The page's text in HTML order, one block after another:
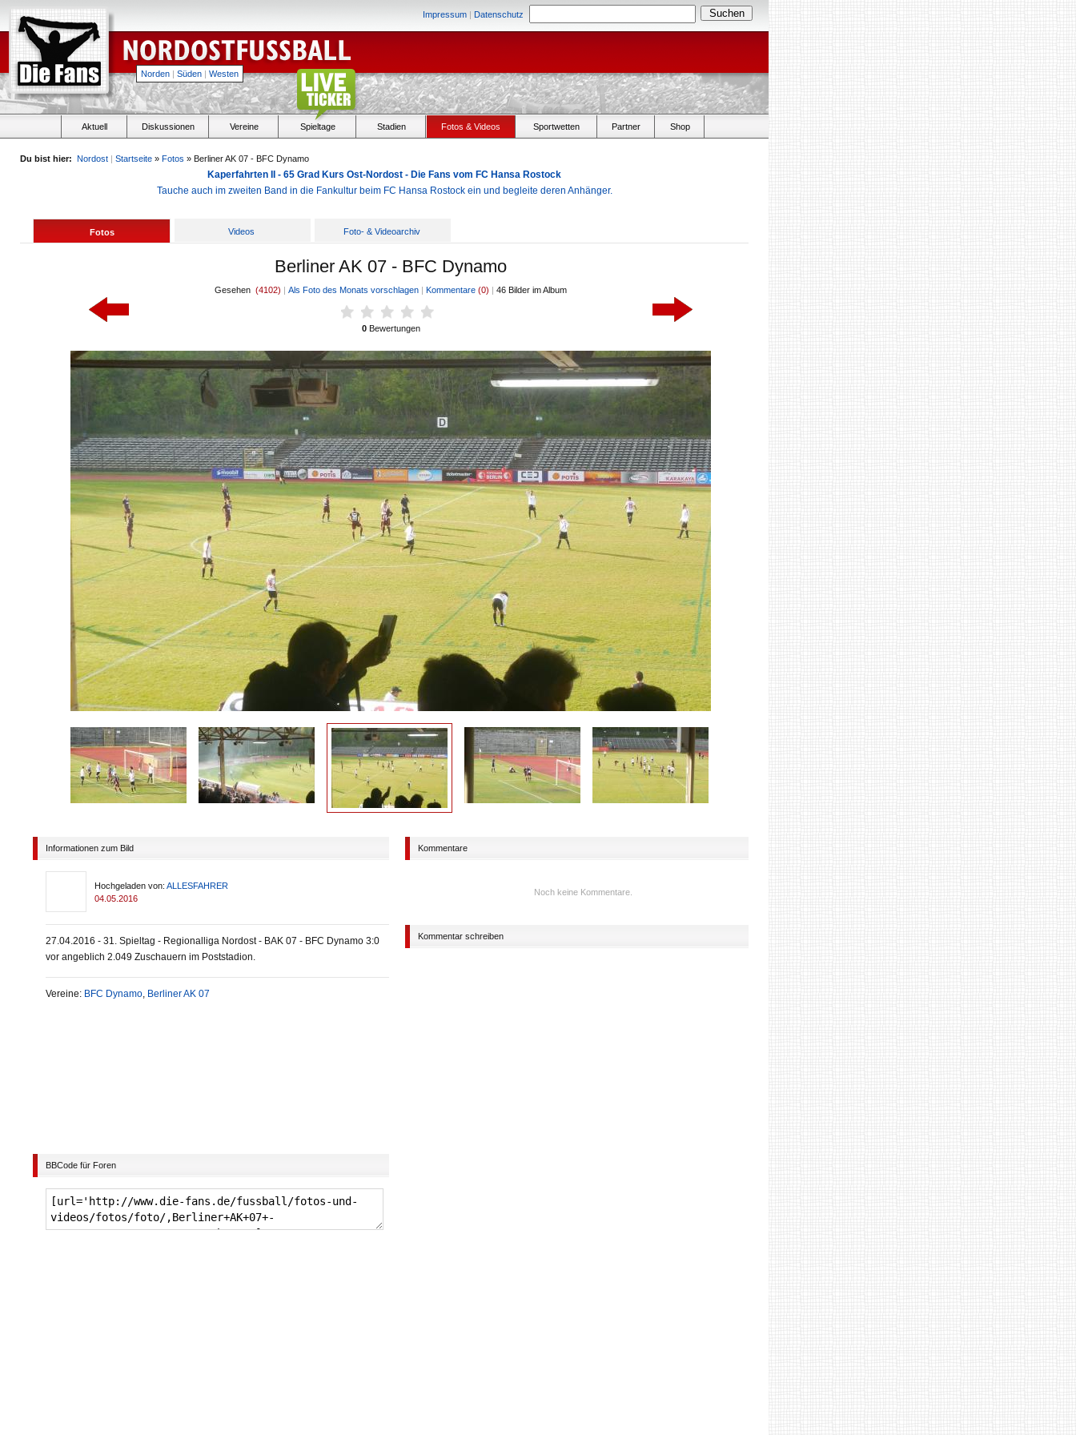
Impressum | Datenschutz
Norden | Süden | Westen
Aktuell Diskussionen Vereine Spieltage Stadien Fotos & Videos Sportwetten Partner Shop
Du bist hier: Nordost | Startseite » Fotos » Berliner AK 07 - BFC Dynamo
Kaperfahrten II - 65 Grad Kurs Ost-Nordost - Die Fans vom FC Hansa Rostock
Tauche auch im zweiten Band in die Fankultur beim FC Hansa Rostock ein und begleite deren Anhänger.
Fotos Videos Foto- & Videoarchiv
Berliner AK 07 - BFC Dynamo
Gesehen (4102) | Als Foto des Monats vorschlagen | Kommentare (0) | 46 Bilder im Album
0 Bewertungen
Informationen zum Bild
Hochgeladen von: ALLESFAHRER
04.05.2016
27.04.2016 - 31. Spieltag - Regionalliga Nordost - BAK 07 - BFC Dynamo 3:0
vor angeblich 2.049 Zuschauern im Poststadion.
Vereine: BFC Dynamo, Berliner AK 07
BBCode für Foren
Kommentare
Noch keine Kommentare.
Kommentar schreiben